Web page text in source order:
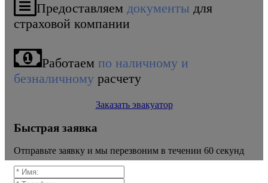
Предоставляем документы для
страховой компании
Работаем по наличному и
безналичному расчету
Заказать эвакуатор
Быстрая заявка
Отправьте заявку и мы перезвоним в течении 60 секунд